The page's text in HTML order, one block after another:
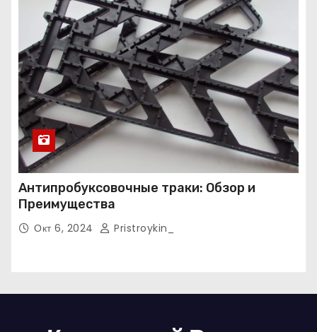
Антипробуксовочные траки: Обзор и
Преимущества
Окт 6, 2024 Pristroykin_